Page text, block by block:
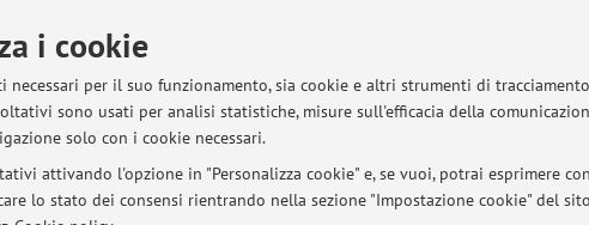
i cookie
per il suo funzionamento, sia cookie e altri strumenti di
sono usati per analisi statistiche, misure sull'efficacia della
solo con i cookie necessari.
attivando l'opzione in "Personalizza cookie" e, se vuoi, potrai esprimere
lo stato dei consensi rientrando nella sezione "Impostazione cookie" del